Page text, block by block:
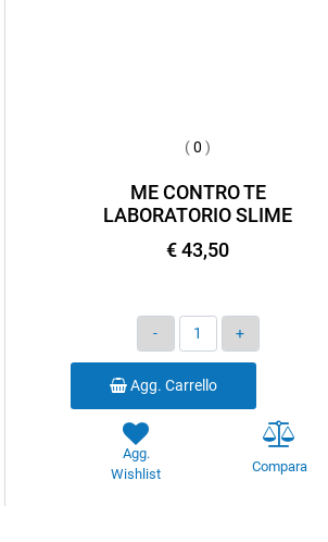
(0 )
ME CONTRO TE
LABORATORIO SLIME
€ 43,50
Quantità
Agg. Carrello
Agg.
Wishlist
Compara